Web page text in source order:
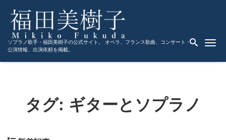
ソプラノ歌手・福田美樹子の公式サイト。 オペラ、フランス歌曲、コンサート・
公演情報、出演依頼を掲載。
タグ: ギターとソプラノ